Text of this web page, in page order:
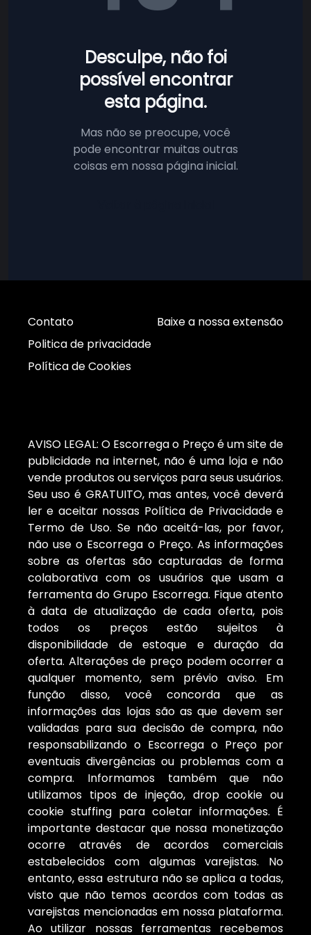
Desculpe, não foi
possível encontrar
esta página.
Mas não se preocupe, você
pode encontrar muitas outras
coisas em nossa página inicial.
Contato
Politica de privacidade
Política de Cookies
Baixe a nossa extensão
AVISO LEGAL: O Escorrega o Preço é um site de
publicidade na internet, não é uma loja e não
vende produtos ou serviços para seus usuários.
Seu uso é GRATUITO, mas antes, você deverá
ler e aceitar nossas Política de Privacidade e
Termo de Uso. Se não aceitá-las, por favor,
não use o Escorrega o Preço. As informações
sobre as ofertas são capturadas de forma
colaborativa com os usuários que usam a
ferramenta do Grupo Escorrega. Fique atento
à data de atualização de cada oferta, pois
todos os preços estão sujeitos à
disponibilidade de estoque e duração da
oferta. Alterações de preço podem ocorrer a
qualquer momento, sem prévio aviso. Em
função disso, você concorda que as
informações das lojas são as que devem ser
validadas para sua decisão de compra, não
responsabilizando o Escorrega o Preço por
eventuais divergências ou problemas com a
compra. Informamos também que não
utilizamos tipos de injeção, drop cookie ou
cookie stuffing para coletar informações. É
importante destacar que nossa monetização
ocorre através de acordos comerciais
estabelecidos com algumas varejistas. No
entanto, essa estrutura não se aplica a todas,
visto que não temos acordos com todas as
varejistas mencionadas em nossa plataforma.
Ao utilizar nossas ferramentas recebemos